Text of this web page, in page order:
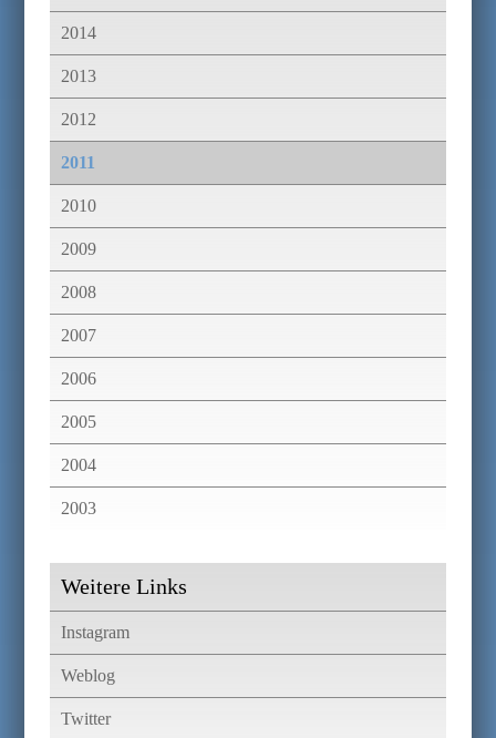
2014
2013
2012
2011
2010
2009
2008
2007
2006
2005
2004
2003
Weitere Links
Instagram
Weblog
Twitter